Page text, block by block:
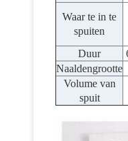
Waar te in te
spuiten
Duur
Naaldengrootte
Volume van
spuit